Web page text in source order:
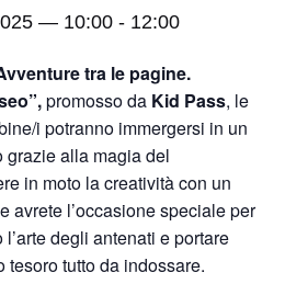
— 10:00 - 12:00
tra le pagine.
promosso da Kid Pass, le
i potranno immergersi in un
grazie alla magia del
in moto la creatività con un
avrete l’occasione speciale per
degli antenati e portare
tesoro tutto da indossare.